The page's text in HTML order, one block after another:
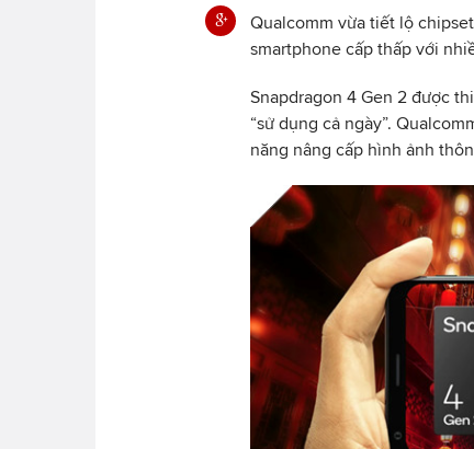
Qualcomm vừa tiết lộ
smartphone cấp thấp với
Snapdragon 4 Gen 2 được
“sử dụng cả ngày”.
năng nâng cấp hình ảnh